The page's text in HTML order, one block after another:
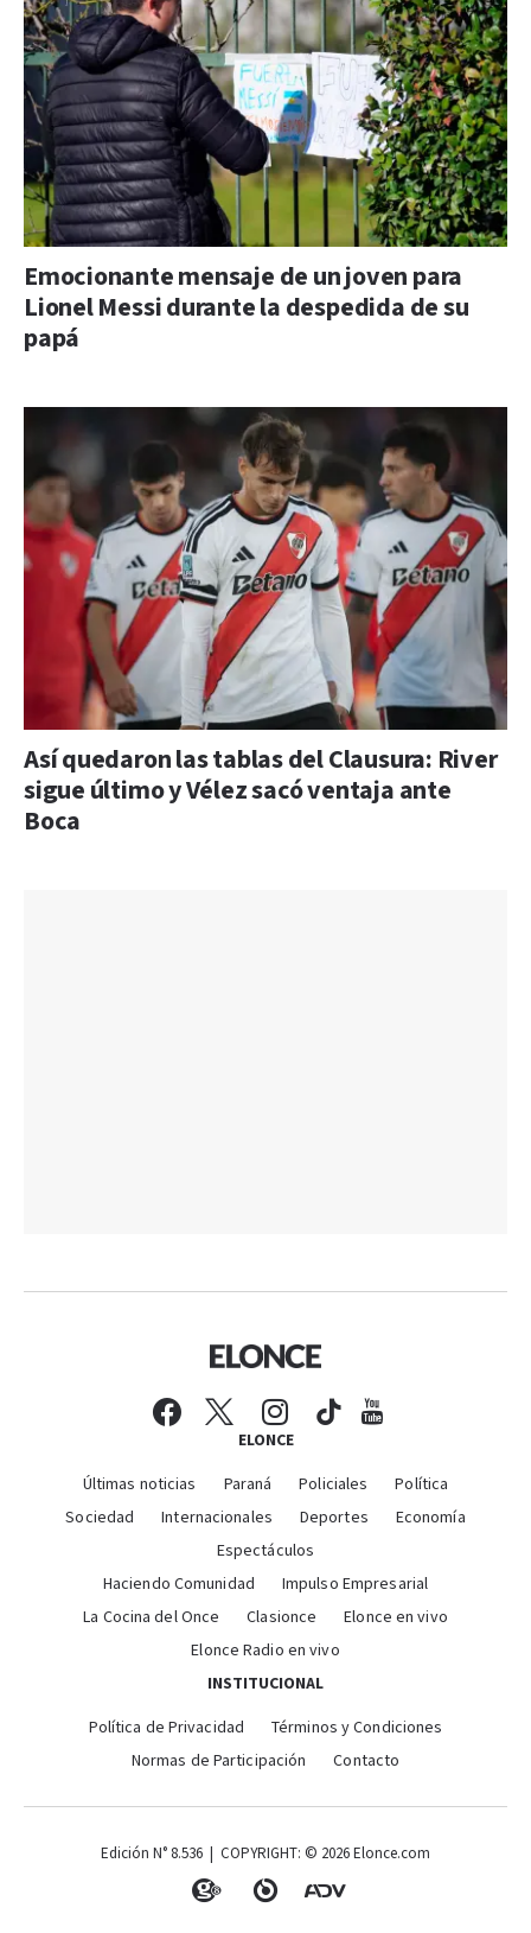
Emocionante mensaje de un joven para
Lionel Messi durante la despedida de su
papá
Así quedaron las tablas del Clausura: River
sigue último y Vélez sacó ventaja ante
Boca
ELONCE
Últimas noticias Paraná Policiales
Política
Sociedad
Internacionales Deportes
Economía
Espectáculos
Haciendo Comunidad
Impulso Empresarial
La Cocina del Once
Clasionce
Elonce en vivo
Elonce Radio en vivo
INSTITUCIONAL
Política de Privacidad
Términos y Condiciones
Normas de Participación
Contacto
Edición N° 8.536 | COPYRIGHT: © 2026 Elonce.com